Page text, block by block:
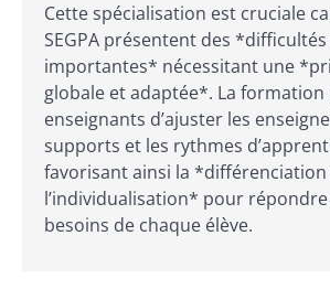
Cette spécialisation est cruciale
SEGPA présentent des
importantes* nécessitant une
globale et adaptée*. La
enseignants d’ajuster les
supports et les rythmes
favorisant ainsi la
l’individualisation* pour
besoins de chaque élève.